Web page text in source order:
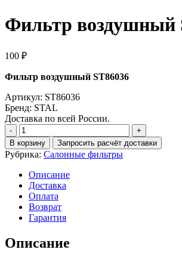
Фильтр воздушный
100 ₽
Фильтр воздушный ST86036
Артикул: ST86036
Бренд: STAL
Доставка по всей России.
Количество
Фильтр
воздушный
ST86036
В корзину Запросить расчёт доставки
Рубрика: Салонные фильтры
Описание
Доставка
Оплата
Возврат
Гарантия
Описание